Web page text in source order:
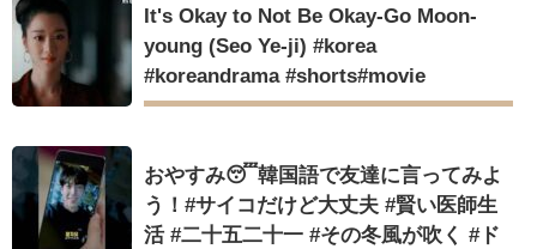
It's Okay to Not Be Okay-Go Moon-
young (Seo Ye-ji) #korea
#koreandrama #shorts#movie
おやすみ😴韓国語で友達に言ってみよ
う！#サイコだけど大丈夫 #賢い医師生
活 #二十五二十一 #その冬風が吹く #ド